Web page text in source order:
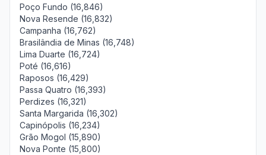
Poço Fundo (16,846)
Nova Resende (16,832)
Campanha (16,762)
Brasilândia de Minas (16,748)
Lima Duarte (16,724)
Poté (16,616)
Raposos (16,429)
Passa Quatro (16,393)
Perdizes (16,321)
Santa Margarida (16,302)
Capinópolis (16,234)
Grão Mogol (15,890)
Nova Ponte (15,800)